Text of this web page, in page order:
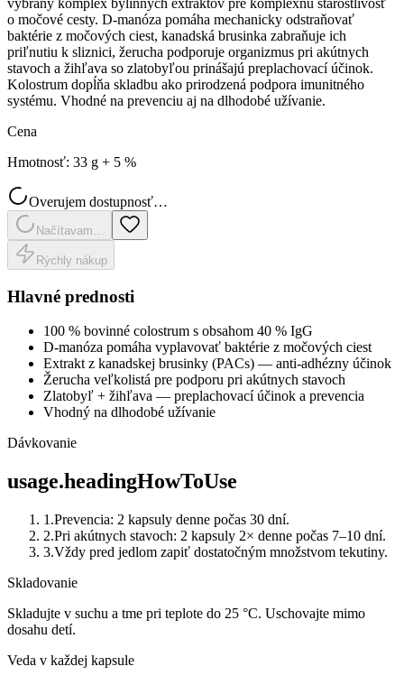
o močové cesty. D-manóza pomáha mechanicky odstraňovať
baktérie z močových ciest, kanadská brusinka zabraňuje ich
priľnutiu k sliznici, žerucha podporuje organizmus pri akútnych
stavoch a žihľava so zlatobyľou prinášajú preplachovací účinok.
Kolostrum dopĺňa skladbu ako prirodzená podpora imunitného
systému. Vhodné na prevenciu aj na dlhodobé užívanie.
Cena
Hmotnosť: 33 g + 5 %
Overujem dostupnosť…
Načítavam…
Rýchly nákup
Hlavné prednosti
100 % bovinné colostrum s obsahom 40 % IgG
D-manóza pomáha vyplavovať baktérie z močových ciest
Extrakt z kanadskej brusinky (PACs) — anti-adhézny účinok
Žerucha veľkolistá pre podporu pri akútnych stavoch
Zlatobyľ + žihľava — preplachovací účinok a prevencia
Vhodný na dlhodobé užívanie
Dávkovanie
usage.headingHowToUse
1 .Prevencia: 2 kapsuly denne počas 30 dní.
2.Pri akútnych stavoch: 2 kapsuly 2× denne počas 7–10 dní.
3.Vždy pred jedlom zapiť dostatočným množstvom tekutiny.
Skladovanie
Skladujte v suchu a tme pri teplote do 25 °C. Uschovajte mimo
dosahu detí.
Veda v každej kapsule